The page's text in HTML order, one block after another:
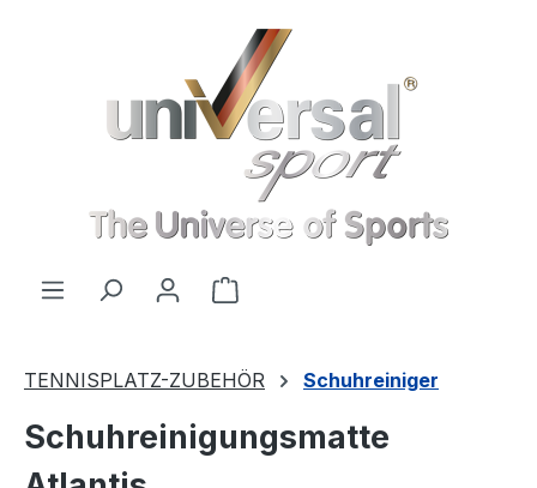
Warenkorb enthält 0
TENNISPLATZ-ZUBEHÖR Schuhreiniger
Schuhreinigungsmatte